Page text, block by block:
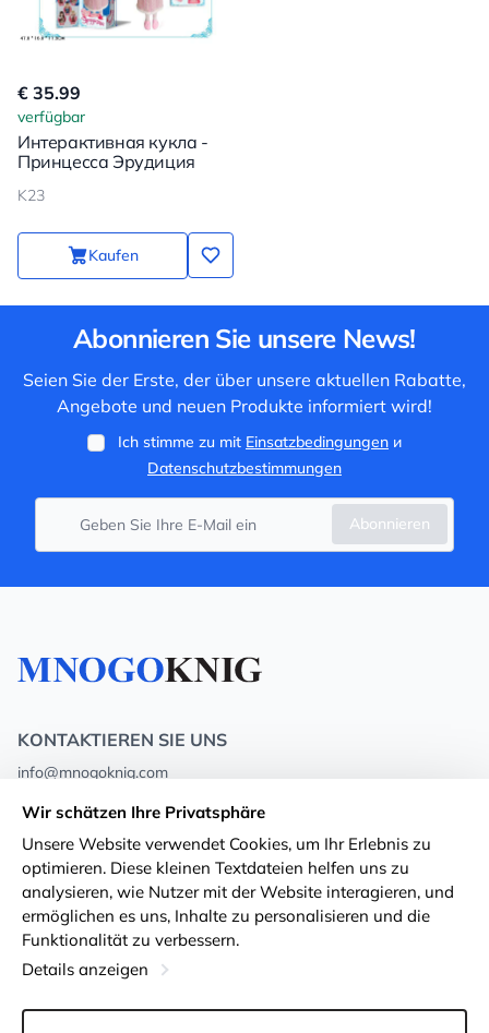
€ 35.99
verfügbar
Интерактивная кукла -
Принцесса Эрудиция
K23
Kaufen
Abonnieren Sie unsere News!
Seien Sie der Erste, der über unsere aktuellen Rabatte,
Angebote und neuen Produkte informiert wird!
Ich stimme zu mit Einsatzbedingungen и
Datenschutzbestimmungen
Abonnieren
KONTAKTIEREN SIE UNS
info@mnogoknig.com
Rīga, Augusta Deglava 69d, LV-1082
Über uns
Geschäfte
Lieferung und Zahlung
Treuekarten
Privacy Policy
Geschäftsbedingungen
Rückgabe von Waren
Wir schätzen Ihre Privatsphäre
Unsere Website verwendet Cookies, um Ihr Erlebnis zu
optimieren. Diese kleinen Textdateien helfen uns zu
analysieren, wie Nutzer mit der Website interagieren, und
ermöglichen es uns, Inhalte zu personalisieren und die
Funktionalität zu verbessern.
Details anzeigen